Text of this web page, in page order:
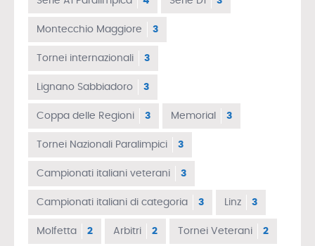
Montecchio Maggiore 3
Tornei internazionali 3
Lignano Sabbiadoro 3
Coppa delle Regioni 3 Memorial 3
Tornei Nazionali Paralimpici 3
Campionati italiani veterani 3
Campionati italiani di categoria 3 Linz 3
Molfetta 2 Arbitri 2 Tornei Veterani 2